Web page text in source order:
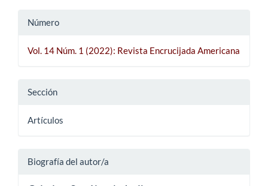
Número
Vol. 14 Núm. 1 (2022): Revista Encrucijada Americana
Sección
Artículos
Biografía del autor/a